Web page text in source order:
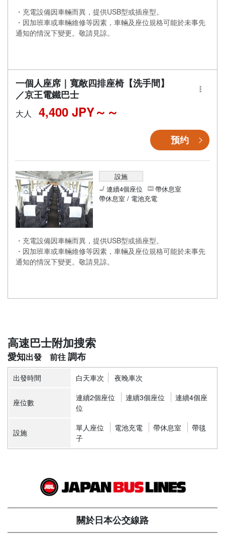
・充電設備因車輛而異，提供USB型或插座型。
・因加班車或車輛維修等因素，車輛及座位規格可能於未事先
通知的情況下變更。敬請見諒。
一個人座席｜寬敞四排座椅【洗手間】
／京王電鐵巴士
大人 4,400 JPY～
预约
設施
連續4個座位
帶休息室
帶休息室 / 電池充電
・充電設備因車輛而異，提供USB型或插座型。
・因加班車或車輛維修等因素，車輛及座位規格可能於未事先
通知的情況下變更。敬請見諒。
高速巴士附加搜索
愛知 調布
出發時間 白天車次 夜晚車次
座位數 連續2個座位 連續3個座位
連續4個座
位
設施 單人座位 電池充電 帶休息室
帶毯
子
關於日本公交線路